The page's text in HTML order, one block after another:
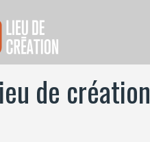
de création